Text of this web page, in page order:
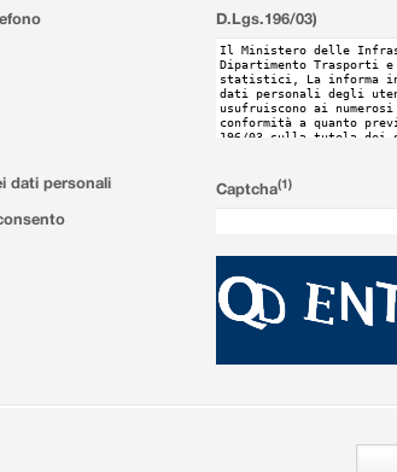
D.Lgs.196/03)
dati personali
Captcha(1)